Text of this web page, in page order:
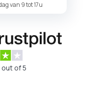
van 9 tot 17u
out of 5